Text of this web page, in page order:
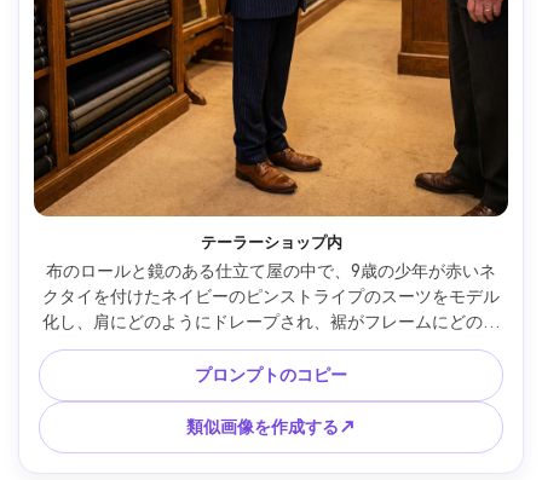
テーラーショップ内
布のロールと鏡のある仕立て屋の中で、9歳の少年が赤いネ
クタイを付けたネイビーのピンストライプのスーツをモデル
化し、肩にどのようにドレープされ、裾がフレームにどのよ
うに座るかを実演しています。暖かいタングステン照明、
Canon R5 85mm、スリークォーターフレーミング、鮮明な質
感、編集上のリアリズム --ar 4:5
プロンプトのコピー
類似画像を作成する↗